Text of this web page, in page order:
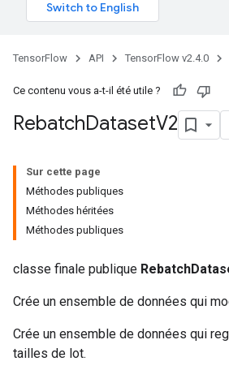
TensorFlow API TensorFlow v2.4.0
Ce contenu vous a-t-il été utile ?
RebatchDatasetV2
Sur cette page
Méthodes publiques
Méthodes héritées
Méthodes publiques
classe finale publique
Crée un ensemble de données qui
Crée un ensemble de données qui
tailles de lot.